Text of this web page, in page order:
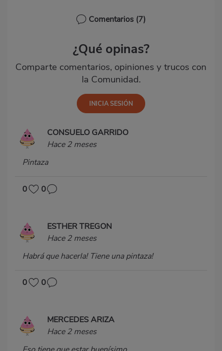
Comentarios (7)
¿Qué opinas?
Comparte comentarios, opiniones y trucos con
la Comunidad.
CONSUELO GARRIDO
Hace 2 meses
Pintaza
0 0
ESTHER TREGON
Hace 2 meses
Habrá que hacerla! Tiene una pintaza!
0 0
MERCEDES ARIZA
Hace 2 meses